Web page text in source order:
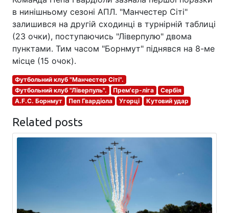
в нинішньому сезоні АПЛ. "Манчестер Сіті"
залишився на другій сходинці в турнірній таблиці
(23 очки), поступаючись "Ліверпулю" двома
пунктами. Тим часом "Борнмут" піднявся на 8-ме
місце (15 очок).
Футбольний клуб "Манчестер Сіті".
Футбольний клуб "Ліверпуль".
Прем'єр-ліга
Сербія
A.F.C. Борнмут
Пеп Гвардіола Угорці Кутовий удар
Related posts